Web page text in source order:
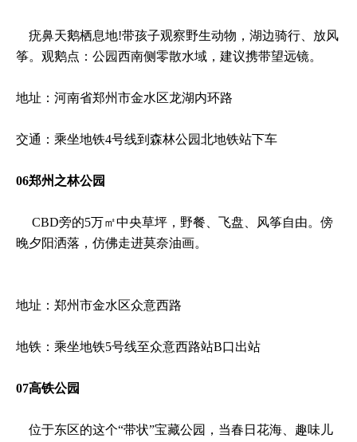
疣鼻天鹅栖息地!带孩子观察野生动物，湖边骑行、放风
筝。‌观鹅点‌：公园西南侧零散水域，建议携带望远镜。
地址：河南省郑州市金水区龙湖内环路
交通：乘坐地铁4号线到森林公园北地铁站下车
06郑州之林公园
CBD旁的5万㎡中央草坪，野餐、飞盘、风筝自由。傍
晚夕阳洒落，仿佛走进莫奈油画‌。
地址：郑州市金水区众意西路
地铁：乘坐地铁5号线至众意西路站B口出站
07高铁公园
位于东区的这个“带状”宝藏公园，当春日花海、趣味儿